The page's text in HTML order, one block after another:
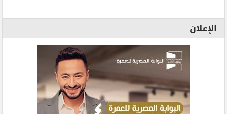
الإعلان